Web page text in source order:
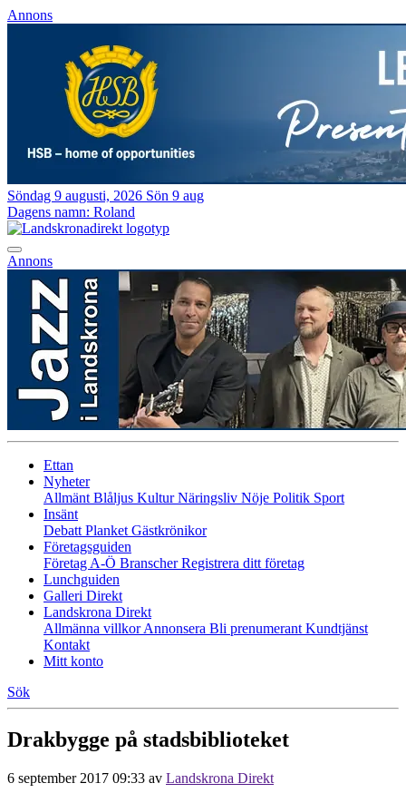
Annons
Söndag 9 augusti, 2026 Sön 9 aug
Dagens namn: Roland
Annons
Ettan
Nyheter
Allmänt Blåljus KulturNäringsliv Nöje Politik Sport
Insänt
Debatt Planket Gästkrönikor
Företagsguiden
Företag A-Ö BranscherRegistrera ditt företag
Lunchguiden
Galleri Direkt
Landskrona Direkt
Allmänna villkorAnnonsera Bli prenumerant Kundtjänst
Kontakt
Mitt konto
Sök
Drakbygge på stadsbiblioteket
6 september 2017 09:33 av Landskrona Direkt